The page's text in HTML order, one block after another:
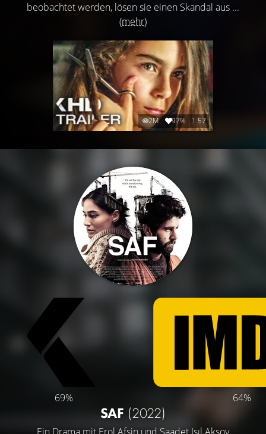
beobachtet werden, lösen sie einen Skandal aus ...
(mehr)
2M 97% 1:57
69% 64%
SAF (2022)